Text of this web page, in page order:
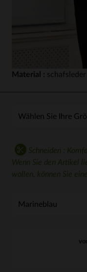
Material : schafsleder
Schneiden :
Wenn Sie den Artikel
wollen, können Sie